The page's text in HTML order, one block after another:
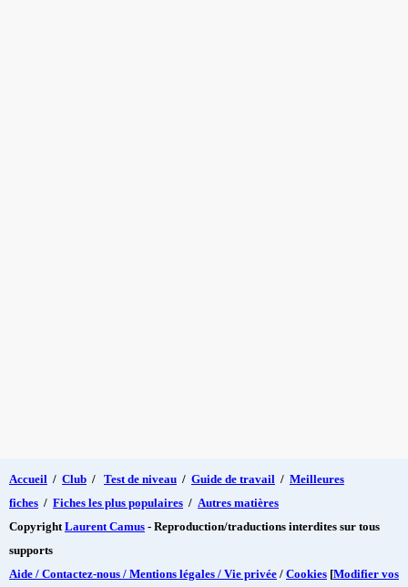
Accueil / Club / Test de niveau / Guide de travail / Meilleures
fiches / Fiches les plus populaires / Autres matières
Copyright Laurent Camus - Reproduction/traductions interdites sur tous
supports
Aide / Contactez-nous / Mentions légales / Vie privée / Cookies [Modifier vos